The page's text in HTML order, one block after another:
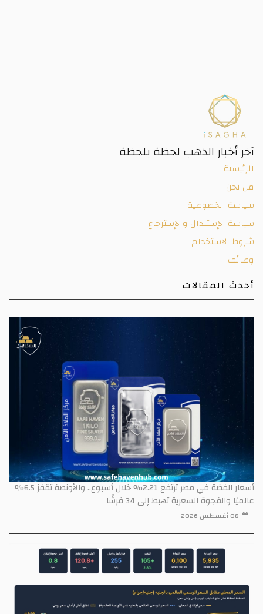
آخر أخبار الذهب لحظة بلحظة
الرئيسية
من نحن
سياسة الخصوصية
سياسة الإستبدال والإسترجاع
شروط الاستخدام
وظائف
أحدث المقالات
أسعار الفضة في مصر ترتفع 2.21% خلال أسبوع.. والأونصة تقفز 6.5%
عالميًا والفجوة السعرية تهبط إلى 34 قرشًا
08 أغسطس 2026